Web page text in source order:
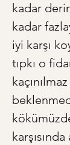
kadar
kadar
iyi karşı
tıpkı o